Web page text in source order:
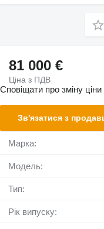
81 000 €
Ціна з ПДВ
Сповіщати про зміну ціни
Зв'язатися з
Марка:
Модель:
Тип:
Рік випуску: